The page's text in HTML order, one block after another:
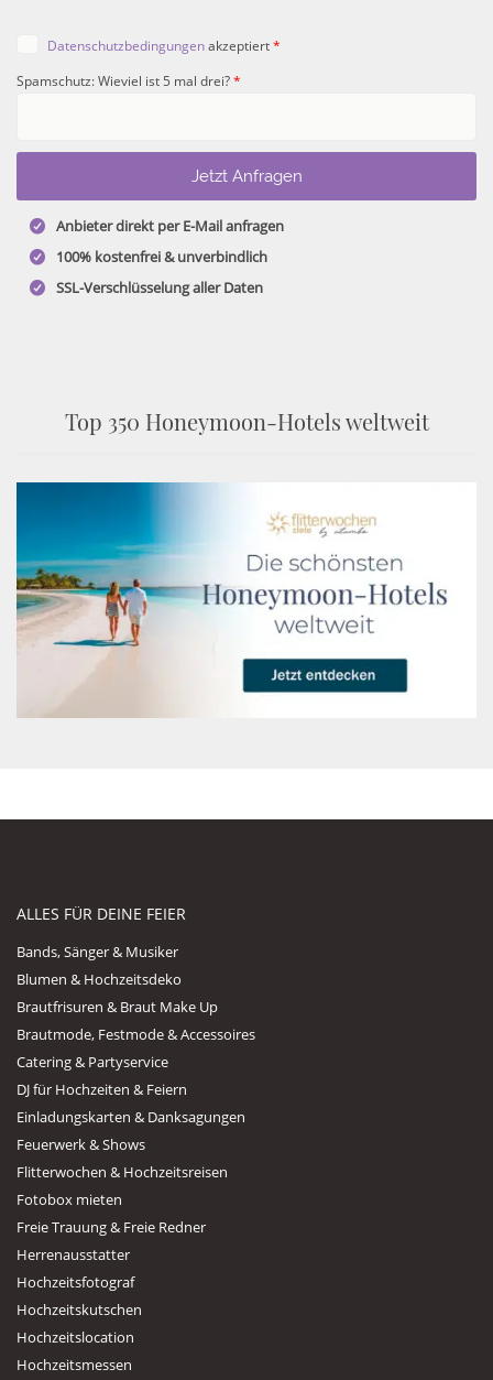
Datenschutzbedingungenakzeptiert*
Spamschutz: Wieviel ist 5 mal drei?*
Anbieter direkt per E-Mail anfragen
100% kostenfrei & unverbindlich
SSL-Verschlüsselung aller Daten
Top 350 Honeymoon-Hotels weltweit
ALLES FÜR DEINE FEIER
Bands, Sänger & Musiker
Blumen & Hochzeitsdeko
Brautfrisuren & Braut Make Up
Brautmode, Festmode & Accessoires
Catering & Partyservice
DJ für Hochzeiten & Feiern
Einladungskarten & Danksagungen
Feuerwerk & Shows
Flitterwochen & Hochzeitsreisen
Fotobox mieten
Freie Trauung & Freie Redner
Herrenausstatter
Hochzeitsfotograf
Hochzeitskutschen
Hochzeitslocation
Hochzeitsmessen